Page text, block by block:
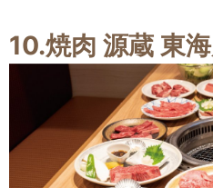
10.焼肉 源蔵 東